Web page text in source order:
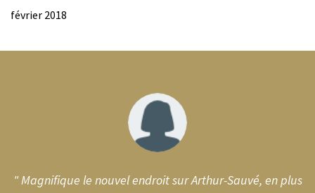
février 2018
" Magnifique le nouvel endroit sur Arthur-Sauvé, en plus